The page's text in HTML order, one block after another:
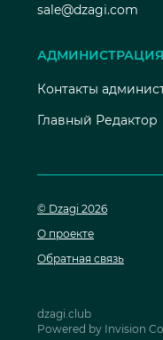
sale@dzagi.com
АДМИНИСТРАЦИЯ
Контакты
Главный Редактор
© Dzagi 2026
О проекте
Обратная связь
dzagi.club
Powered by Invision